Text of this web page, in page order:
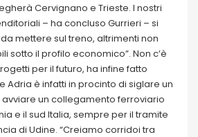
Cervignano e Trieste. I nostri
– ha concluso Gurrieri – si
mettere sul treno, altrimenti non
sotto il profilo economico”. Non c’è
per il futuro, ha infine fatto
Adria è infatti in procinto di siglare un
un collegamento ferroviario
e il sud Italia, sempre per il tramite
di Udine. “Creiamo corridoi tra